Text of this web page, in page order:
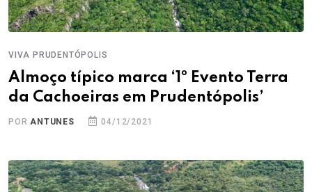
VIVA PRUDENTÓPOLIS
Almoço típico marca ‘1º Evento Terra
da Cachoeiras em Prudentópolis’
PORANTUNES 04/12/2021